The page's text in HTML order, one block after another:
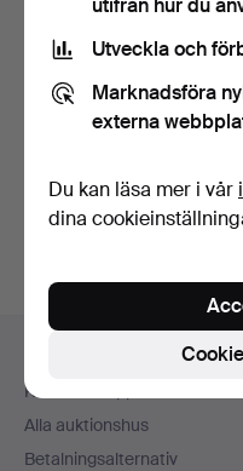
LJUSKRONA, rokoko-
stil, 1900-tal.
127 USD
Sidfotsnavigation
Kontakta support
Alla auktionshus
Betalningsalternativ
Utveckla och
Marknadsföra
externa
Du kan läsa mer i vår
dina